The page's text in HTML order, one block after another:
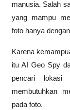
manusia. Salah
yang mampu
foto hanya
Karena
itu AI Geo Spy
pencari
membutuhkan
pada foto.